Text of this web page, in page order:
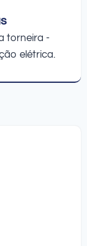
torneira -
elétrica.